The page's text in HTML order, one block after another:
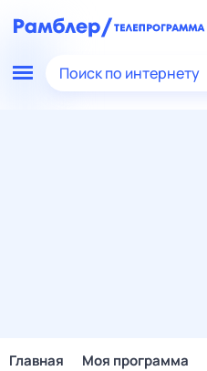
Поиск по интернету
Главная Моя программа